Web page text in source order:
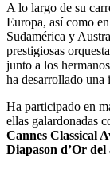
A lo largo de su
Europa, así como
Sudamérica y
prestigiosas
junto a los
ha desarrollado una
Ha participado en
ellas galardonadas
Cannes Classical
Diapason d’Or del